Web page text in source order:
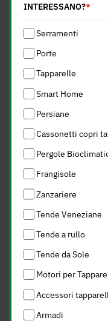
INTERESSANO?*
Serramenti
Porte
Tapparelle
Smart Home
Persiane
Cassonetti copri
Pergole
Frangisole
Zanzariere
Tende Veneziane
Tende a rullo
Tende da Sole
Motori per
Accessori
Armadi